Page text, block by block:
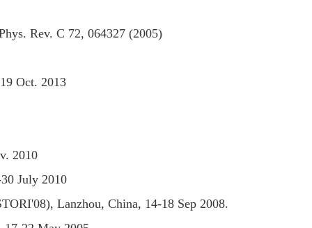
Rev. C 72, 064327 (2005)
Oct. 2013
2010
July 2010
Lanzhou, China, 14-18 Sep 2008.